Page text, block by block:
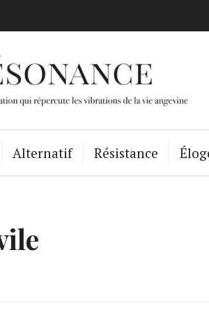
Alternatif Résistance